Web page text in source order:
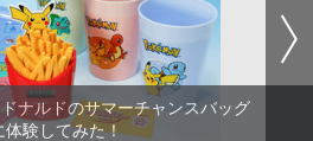
ナルドのサマーチャンスバッグ
体験してみた！